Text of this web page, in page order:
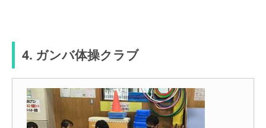
4. ガンバ体操クラブ